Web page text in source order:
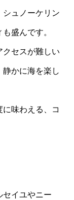
シュノーケリン
盛んです。
クセスが難しい
かに海を楽し
味わえる、コ
セイユやニー